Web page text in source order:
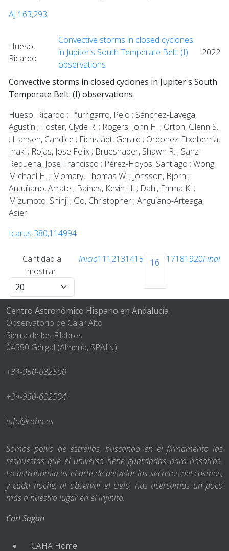
Cantidad a
mostrar
Inicio11 12131415 16 17181920Final
AJ 163,293
Hueso,
Ricardo
Convective storms in closed cyclones
in Jupiter's South Temperate Belt: (I)
observations
2022
Convective storms in closed cyclones in Jupiter's South
Temperate Belt: (I) observations
Hueso, Ricardo ; Iñurrigarro, Peio ; Sánchez-Lavega,
Agustín ; Foster, Clyde R. ; Rogers, John H. ; Orton, Glenn S.
; Hansen, Candice ; Eichstädt, Gerald ; Ordonez-Etxeberria,
Inaki ; Rojas, Jose Felix ; Brueshaber, Shawn R. ; Sanz-
Requena, Jose Francisco ; Pérez-Hoyos, Santiago ; Wong,
Michael H. ; Momary, Thomas W. ; Jónsson, Björn ;
Antuñano, Arrate ; Baines, Kevin H. ; Dahl, Emma K. ;
Mizumoto, Shinji ; Go, Christopher ; Anguiano-Arteaga,
Asier
Icarus 380,114994
Centro Astronómico Hispano en Andalucía
Observatorio de Calar Alto
Sierra de los Filabres
04550 Gérgal (Almería, SPAIN)
+34-950-632500
+34-950-632504
info@caha.es
Somos polvo de estrellas, buscando en el firmamento las
respuestas que el universo tiene guardadas para nosotros.
La astronomía es el arte de desvelar los secretos del cosmos,
y cada noche, al observar el cielo, nos acercamos un poco
más a nuestro lugar en el infinito.
Carl Sagan
CAHA Home